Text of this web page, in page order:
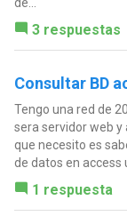
de...
3 respuestas
Consultar BD
Tengo una red de
sera servidor web y
que necesito es
de datos en access
1 respuesta